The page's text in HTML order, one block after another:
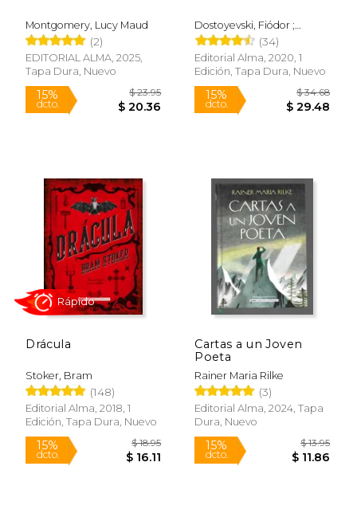
50%
dcto.
$ 40.71 15%
dcto.
Montgomery, Lucy Maud
(2)
EDITORIAL ALMA, 2025,
Tapa Dura, Nuevo
15% $ 23.95
$ 20.36
Dostoyevski, Fiódor ;
Blanch, Ignasi(34)
Editorial Alma, 2020, 1
Edición, Tapa Dura, Nuevo
15%
Rápido
Drácula
Stoker, Bram
(148)
Editorial Alma, 2018, 1
Edición, Tapa Dura, Nuevo
Cartas a un Joven
Poeta
Rainer Maria Rilke
(3)
Editorial Alma, 2024, Tapa
Dura, Nuevo